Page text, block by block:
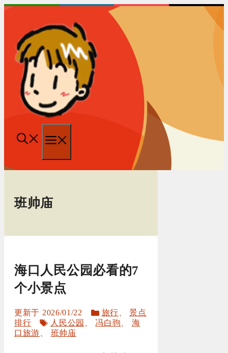
跳
单
班帅庙
海口人民公园必看的7
个小景点
2026/01/22
分
类
旅行 、景点
排行
标
签
人民公园 冯白驹
海
口旅游
班帅庙